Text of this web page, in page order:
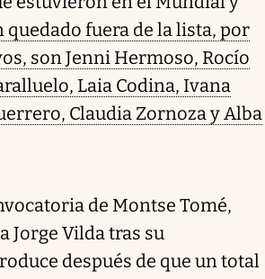
quedado fuera de la lista, por
son Jenni Hermoso, Rocío
Laia Codina, Ivana
Claudia Zornoza y Alba
de Montse Tomé,
Jorge Vilda tras su
después de que un total